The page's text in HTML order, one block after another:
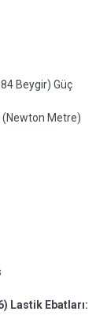
Beygir) Güç
(Newton Metre)
Lastik Ebatları: